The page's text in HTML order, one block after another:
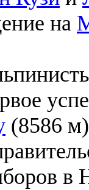
на
(8586
в